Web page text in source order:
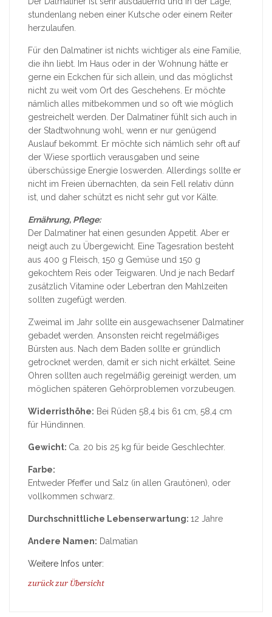
stundenlang neben einer Kutsche oder einem Reiter
herzulaufen.
Für den Dalmatiner ist nichts wichtiger als eine Familie,
die ihn liebt. Im Haus oder in der Wohnung hätte er
gerne ein Eckchen für sich allein, und das möglichst
nicht zu weit vom Ort des Geschehens. Er möchte
nämlich alles mitbekommen und so oft wie möglich
gestreichelt werden. Der Dalmatiner fühlt sich auch in
der Stadtwohnung wohl, wenn er nur genügend
Auslauf bekommt. Er möchte sich nämlich sehr oft auf
der Wiese sportlich verausgaben und seine
überschüssige Energie loswerden. Allerdings sollte er
nicht im Freien übernachten, da sein Fell relativ dünn
ist, und daher schützt es nicht sehr gut vor Kälte.
Ernährung, Pflege:
Der Dalmatiner hat einen gesunden Appetit. Aber er
neigt auch zu Übergewicht. Eine Tagesration besteht
aus 400 g Fleisch, 150 g Gemüse und 150 g
gekochtem Reis oder Teigwaren. Und je nach Bedarf
zusätzlich Vitamine oder Lebertran den Mahlzeiten
sollten zugefügt werden.
Zweimal im Jahr sollte ein ausgewachsener Dalmatiner
gebadet werden. Ansonsten reicht regelmäßiges
Bürsten aus. Nach dem Baden sollte er gründlich
getrocknet werden, damit er sich nicht erkältet. Seine
Ohren sollten auch regelmäßig gereinigt werden, um
möglichen späteren Gehörproblemen vorzubeugen.
Widerristhöhe: Bei Rüden 58,4 bis 61 cm, 58,4 cm
für Hündinnen.
Gewicht: Ca. 20 bis 25 kg für beide Geschlechter.
Farbe:
Entweder Pfeffer und Salz (in allen Grautönen), oder
vollkommen schwarz.
Durchschnittliche Lebenserwartung: 12 Jahre
Andere Namen: Dalmatian
Weitere Infos unter:
zurück zur Übersicht